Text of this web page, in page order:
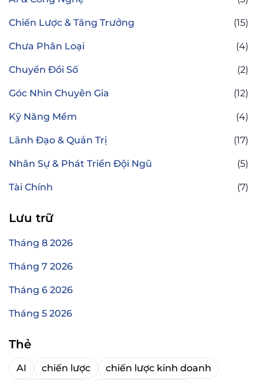
Chiến Lược & Tăng Trưởng (15)
Chưa Phân Loại (4)
Chuyển Đổi Số (2)
Góc Nhìn Chuyên Gia (12)
Kỹ Năng Mềm (4)
Lãnh Đạo & Quản Trị (17)
Nhân Sự & Phát Triển Đội Ngũ (5)
Tài Chính (7)
Lưu trữ
Tháng 8 2026
Tháng 7 2026
Tháng 6 2026
Tháng 5 2026
Thẻ
AI chiến lược
chiến lược kinh doanh